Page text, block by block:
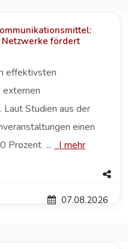
fördert
effektivsten
externen
Laut Studien aus der
einen
Prozent ...
| mehr
07.08.2026